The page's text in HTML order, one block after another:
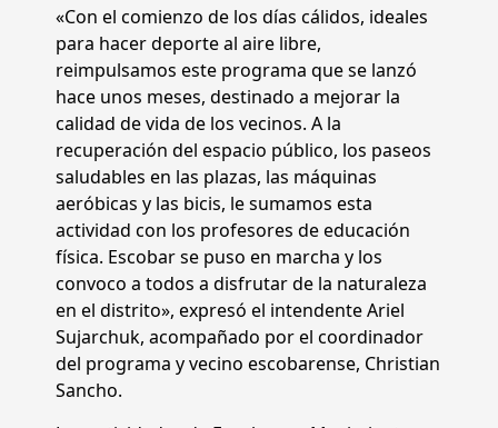
«Con el comienzo de los días cálidos, ideales
para hacer deporte al aire libre,
reimpulsamos este programa que se lanzó
hace unos meses, destinado a mejorar la
calidad de vida de los vecinos. A la
recuperación del espacio público, los paseos
saludables en las plazas, las máquinas
aeróbicas y las bicis, le sumamos esta
actividad con los profesores de educación
física. Escobar se puso en marcha y los
convoco a todos a disfrutar de la naturaleza
en el distrito», expresó el intendente Ariel
Sujarchuk, acompañado por el coordinador
del programa y vecino escobarense, Christian
Sancho.